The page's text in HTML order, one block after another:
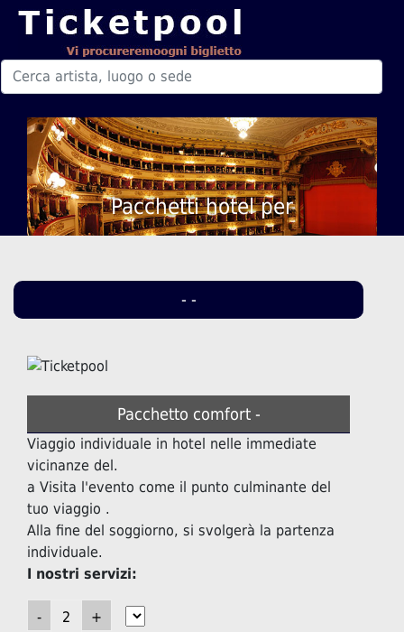
Pacchetti hotel per
- -
Pacchetto comfort -
Viaggio individuale in hotel nelle immediate
vicinanze del.
a Visita l'evento come il punto culminante del
tuo viaggio .
Alla fine del soggiorno, si svolgerà la partenza
individuale.
I nostri servizi: